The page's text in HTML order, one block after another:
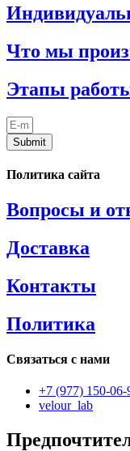
Что мы
Этапы
Submit
Политика сайта
Вопросы и
Доставка
Контакты
Политика
Связаться с нами
+7 (977) 150-06-
velour_lab